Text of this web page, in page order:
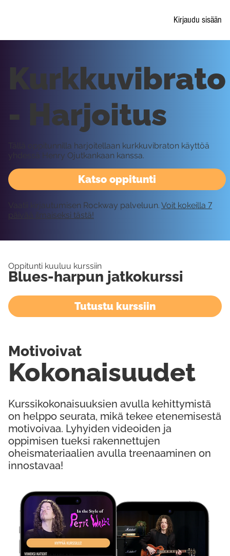
Kirjaudu sisään
Katso oppitunti
Kurkkuvibrato
- Harjoitus
Tällä oppitunnilla harjoitellaan kurkkuvibraton käyttöä
yhdessä Henry Ojutkankaan kanssa.
Vaatii kirjautumisen Rockway palveluun. Voit kokeilla 7
päivää ilmaiseksi tästä!
Oppitunti kuuluu kurssiin
Blues-harpun jatkokurssi
Tutustu kurssiin
Kurssikokonaisuuksien avulla kehittymistä
on helppo seurata, mikä tekee etenemisestä
motivoivaa. Lyhyiden videoiden ja
oppimisen tueksi rakennettujen
oheismateriaalien avulla treenaaminen on
innostavaa!
Kokonaisuudet
Motivoivat